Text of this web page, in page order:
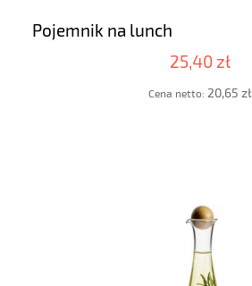
Pojemnik na lunch
25,40 zł
Cena netto: 20,65 zł